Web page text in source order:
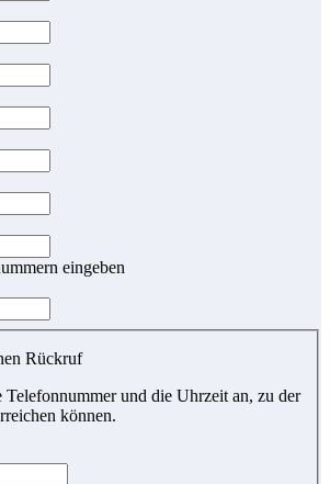
eingeben
Rückruf
Telefonnummer und die Uhrzeit an, zu der
können.